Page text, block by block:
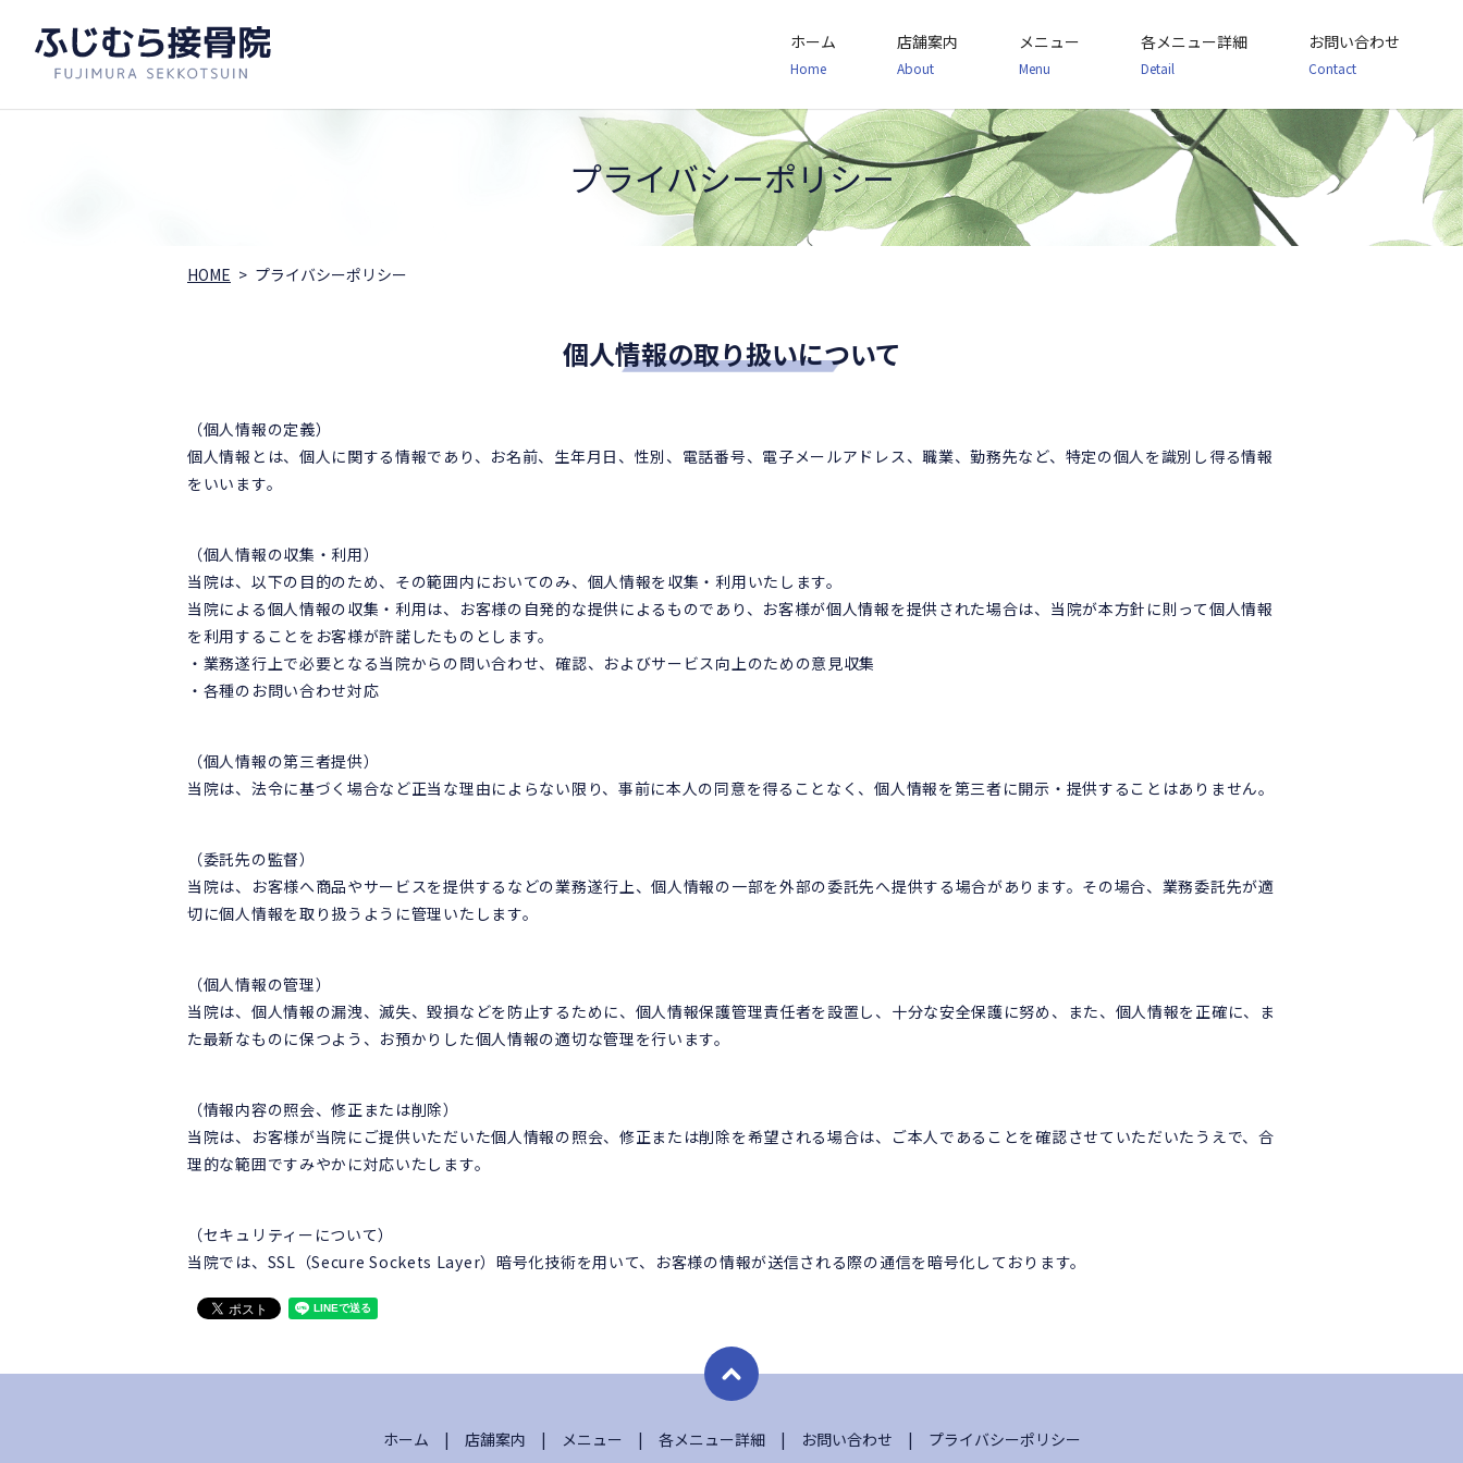
ホーム
Home
店舗案内
About
メニュー
Menu
各メニュー詳細
Detail
お問い合わせ
Contact
プライバシーポリシー
HOME プライバシーポリシー
個人情報の取り扱いについて
（個人情報の定義）
個人情報とは、個人に関する情報であり、お名前、生年月日、性別、電話番号、電子メールアドレス、職業、勤務先など、特定の個人を識別し得る情報
をいいます。
（個人情報の収集・利用）
当院は、以下の目的のため、その範囲内においてのみ、個人情報を収集・利用いたします。
当院による個人情報の収集・利用は、お客様の自発的な提供によるものであり、お客様が個人情報を提供された場合は、当院が本方針に則って個人情報
を利用することをお客様が許諾したものとします。
・業務遂行上で必要となる当院からの問い合わせ、確認、およびサービス向上のための意見収集
・各種のお問い合わせ対応
（個人情報の第三者提供）
当院は、法令に基づく場合など正当な理由によらない限り、事前に本人の同意を得ることなく、個人情報を第三者に開示・提供することはありません。
（委託先の監督）
当院は、お客様へ商品やサービスを提供するなどの業務遂行上、個人情報の一部を外部の委託先へ提供する場合があります。その場合、業務委託先が適
切に個人情報を取り扱うように管理いたします。
（個人情報の管理）
当院は、個人情報の漏洩、滅失、毀損などを防止するために、個人情報保護管理責任者を設置し、十分な安全保護に努め、また、個人情報を正確に、ま
た最新なものに保つよう、お預かりした個人情報の適切な管理を行います。
（情報内容の照会、修正または削除）
当院は、お客様が当院にご提供いただいた個人情報の照会、修正または削除を希望される場合は、ご本人であることを確認させていただいたうえで、合
理的な範囲ですみやかに対応いたします。
（セキュリティーについて）
当院では、SSL（Secure Sockets Layer）暗号化技術を用いて、お客様の情報が送信される際の通信を暗号化しております。
ホーム 店舗案内 メニュー 各メニュー詳細 お問い合わせ プライバシーポリシー